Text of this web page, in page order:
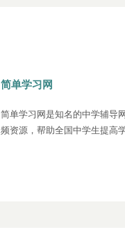
简单学习网
简单学习网是知名的中学辅导
频资源，帮助全国中学生提高